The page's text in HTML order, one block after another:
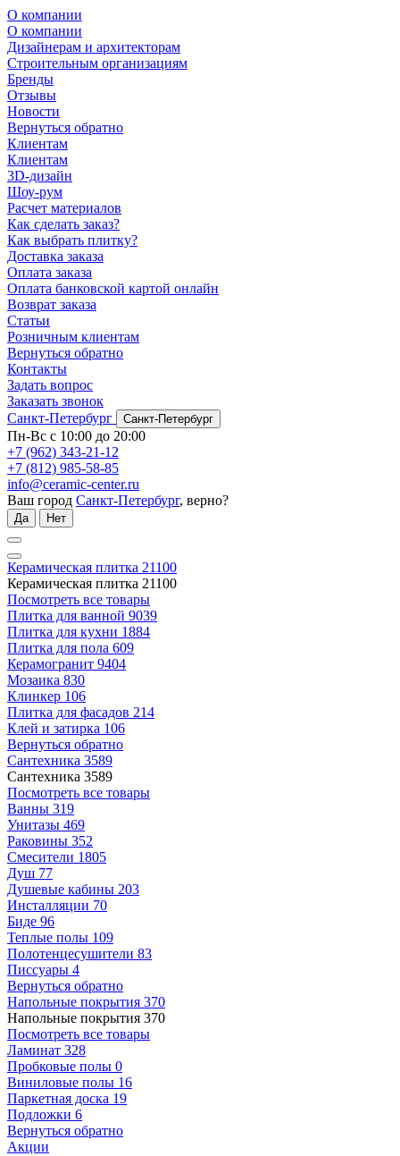
О компании
О компании
Дизайнерам и архитекторам
Строительным организациям
Бренды
Отзывы
Новости
Вернуться обратно
Клиентам
Клиентам
3D-дизайн
Шоу-рум
Расчет материалов
Как сделать заказ?
Как выбрать плитку?
Доставка заказа
Оплата заказа
Оплата банковской картой онлайн
Возврат заказа
Статьи
Розничным клиентам
Вернуться обратно
Контакты
Задать вопрос
Заказать звонок
Санкт-Петербург
Санкт-Петербург
Пн-Вс с 10:00 до 20:00
+7 (962) 343-21-12
+7 (812) 985-58-85
info@ceramic-center.ru
Ваш город Санкт-Петербург, верно?
Да Нет
Керамическая плитка 21100
Керамическая плитка 21100
Посмотреть все товары
Плитка для ванной 9039
Плитка для кухни 1884
Плитка для пола 609
Керамогранит 9404
Мозаика 830
Клинкер 106
Плитка для фасадов 214
Клей и затирка 106
Вернуться обратно
Сантехника 3589
Сантехника 3589
Посмотреть все товары
Ванны 319
Унитазы 469
Раковины 352
Смесители 1805
Душ 77
Душевые кабины 203
Инсталляции 70
Биде 96
Теплые полы 109
Полотенцесушители 83
Писсуары 4
Вернуться обратно
Напольные покрытия 370
Напольные покрытия 370
Посмотреть все товары
Ламинат 328
Пробковые полы 0
Виниловые полы 16
Паркетная доска 19
Подложки 6
Вернуться обратно
Акции